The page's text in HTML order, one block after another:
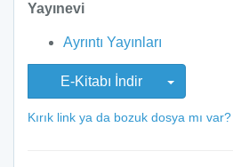
Yayınevi
Ayrıntı Yayınları
E-Kitabı İndir
Kırık link ya da bozuk dosya mı var?